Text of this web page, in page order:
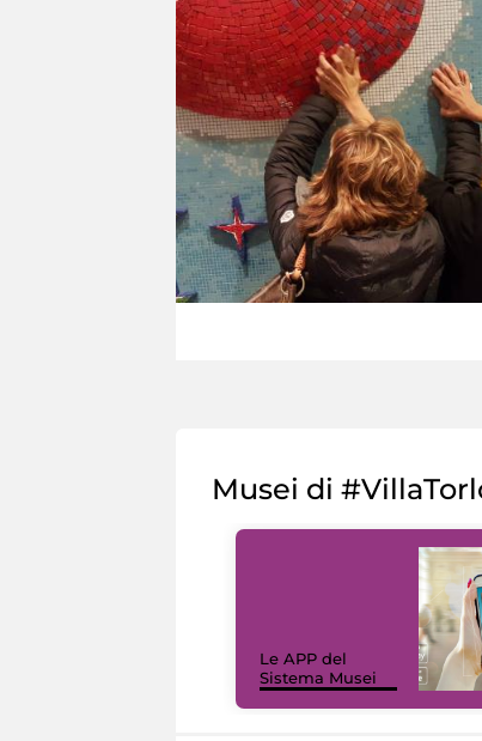
Musei di
Le APP del
Sistema Musei